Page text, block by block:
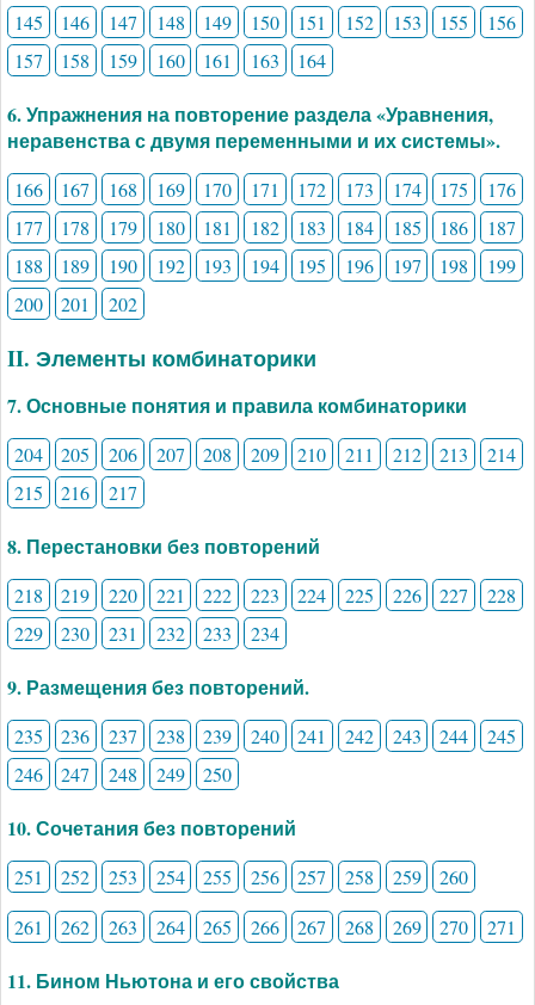
145 146 147 148 149 150 151 152 153 155
156
157
158 159 160 161 163 164
6. Упражнения на повторение раздела «Уравнения,
неравенства с двумя переменными и их системы».
166 167 168 169 170 171 172 173 174 175
176
177
178 179 180 181 182 183 184 185 186
187
188
189 190 192 193 194 195 196 197 198
199
200
201 202
II. Элементы комбинаторики
7. Основные понятия и правила комбинаторики
204 205 206 207 208 209 210 211 212 213
214
215
216 217
8. Перестановки без повторений
218 219 220 221 222 223 224 225 226 227
228
229
230 231 232 233 234
9. Размещения без повторений.
235 236 237 238 239 240 241 242 243 244
245
246
247 248 249 250
10. Сочетания без повторений
251 252 253 254 255 256 257 258 259
260
261
262 263 264 265 266 267 268 269 270 271
11. Бином Ньютона и его свойства